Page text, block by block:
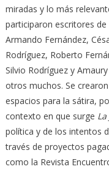
miradas y lo más
participaron escritores
Armando Fernández,
Rodríguez, Roberto
Silvio Rodríguez y
otros muchos. Se
espacios para la sátira,
contexto en que surge
política y de los intentos
través de proyectos
como la Revista